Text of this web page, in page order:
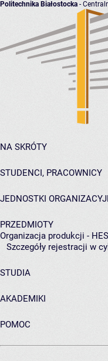
Politechnika Białostocka -
NA SKRÓTY
STUDENCI, PRACOWNICY
JEDNOSTKI
PRZEDMIOTY
Organizacja produkcji - HES
Szczegóły rejestracji w
STUDIA
AKADEMIKI
POMOC